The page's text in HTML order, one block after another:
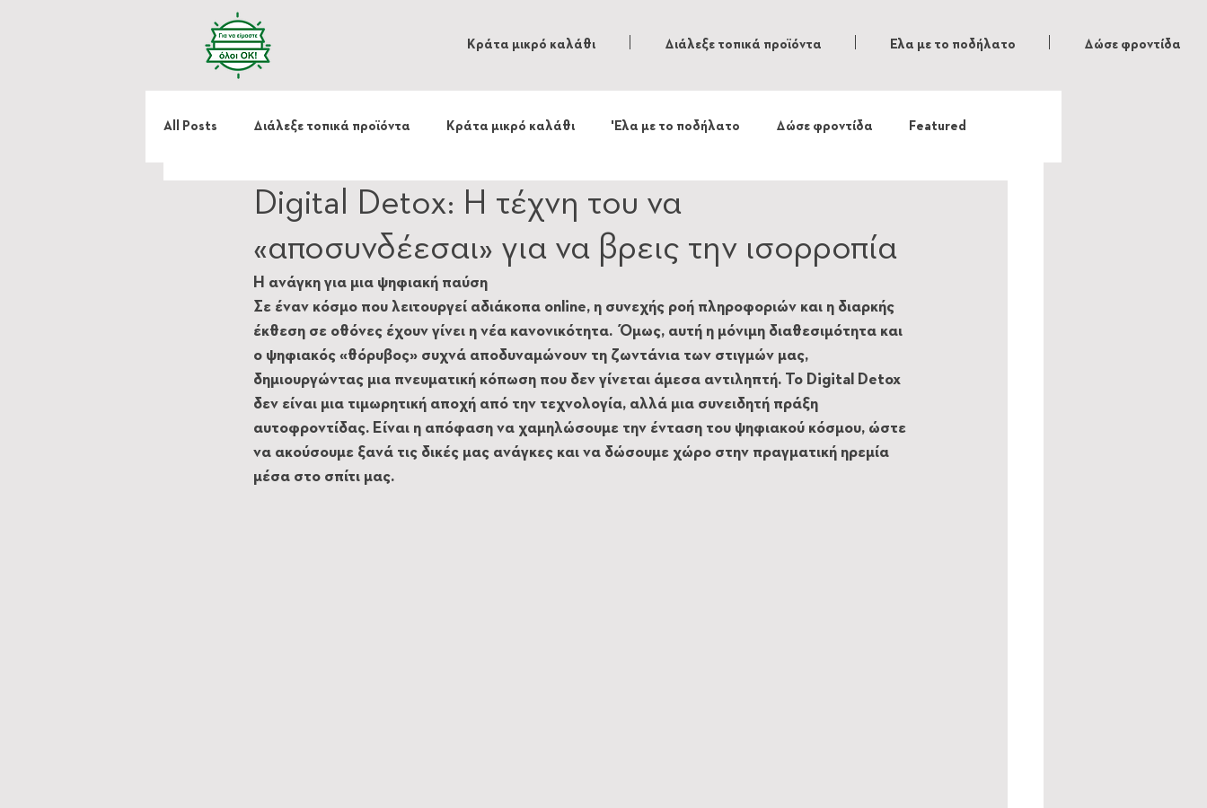
Κράτα μικρό καλάθι Διάλεξε τοπικά προϊόντα Ελα με το ποδήλατο Δώσε φροντίδα
All Posts Διάλεξε τοπικά προϊόντα Κράτα μικρό καλάθι 'Ελα με το ποδήλατο Δώσε φροντίδα Featured
Κράτα μου το χέρι
Digital Detox: Η τέχνη του να
«αποσυνδέεσαι» για να βρεις την ισορροπία
Η ανάγκη για μια ψηφιακή παύση
Σε έναν κόσμο που λειτουργεί αδιάκοπα online, η συνεχής ροή πληροφοριών και η διαρκής
έκθεση σε οθόνες έχουν γίνει η νέα κανονικότητα. Όμως, αυτή η μόνιμη διαθεσιμότητα και
ο ψηφιακός «θόρυβος» συχνά αποδυναμώνουν τη ζωντάνια των στιγμών μας,
δημιουργώντας μια πνευματική κόπωση που δεν γίνεται άμεσα αντιληπτή. Το Digital Detox
δεν είναι μια τιμωρητική αποχή από την τεχνολογία, αλλά μια συνειδητή πράξη
αυτοφροντίδας. Είναι η απόφαση να χαμηλώσουμε την ένταση του ψηφιακού κόσμου, ώστε
να ακούσουμε ξανά τις δικές μας ανάγκες και να δώσουμε χώρο στην πραγματική ηρεμία
μέσα στο σπίτι μας.